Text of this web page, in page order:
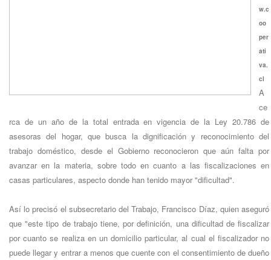
w.c
oo
per
ati
va.
cl
A
ce
rca de un año de la total entrada en vigencia de la Ley 20.786 de
asesoras del hogar, que busca la dignificación y reconocimiento del
trabajo doméstico, desde el Gobierno reconocieron que aún falta por
avanzar en la materia, sobre todo en cuanto a las fiscalizaciones en
casas particulares, aspecto donde han tenido mayor "dificultad".
Así lo precisó el subsecretario del Trabajo, Francisco Díaz, quien aseguró
que "este tipo de trabajo tiene, por definición, una dificultad de fiscalizar
por cuanto se realiza en un domicilio particular, al cual el fiscalizador no
puede llegar y entrar a menos que cuente con el consentimiento de dueño